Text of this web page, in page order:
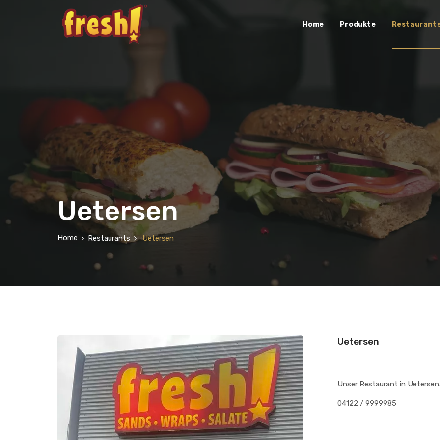
Home Produkte
Uetersen
Home Restaurants Uetersen
Uetersen
Unser Restaurant in Uetersen.
04122 / 9999985